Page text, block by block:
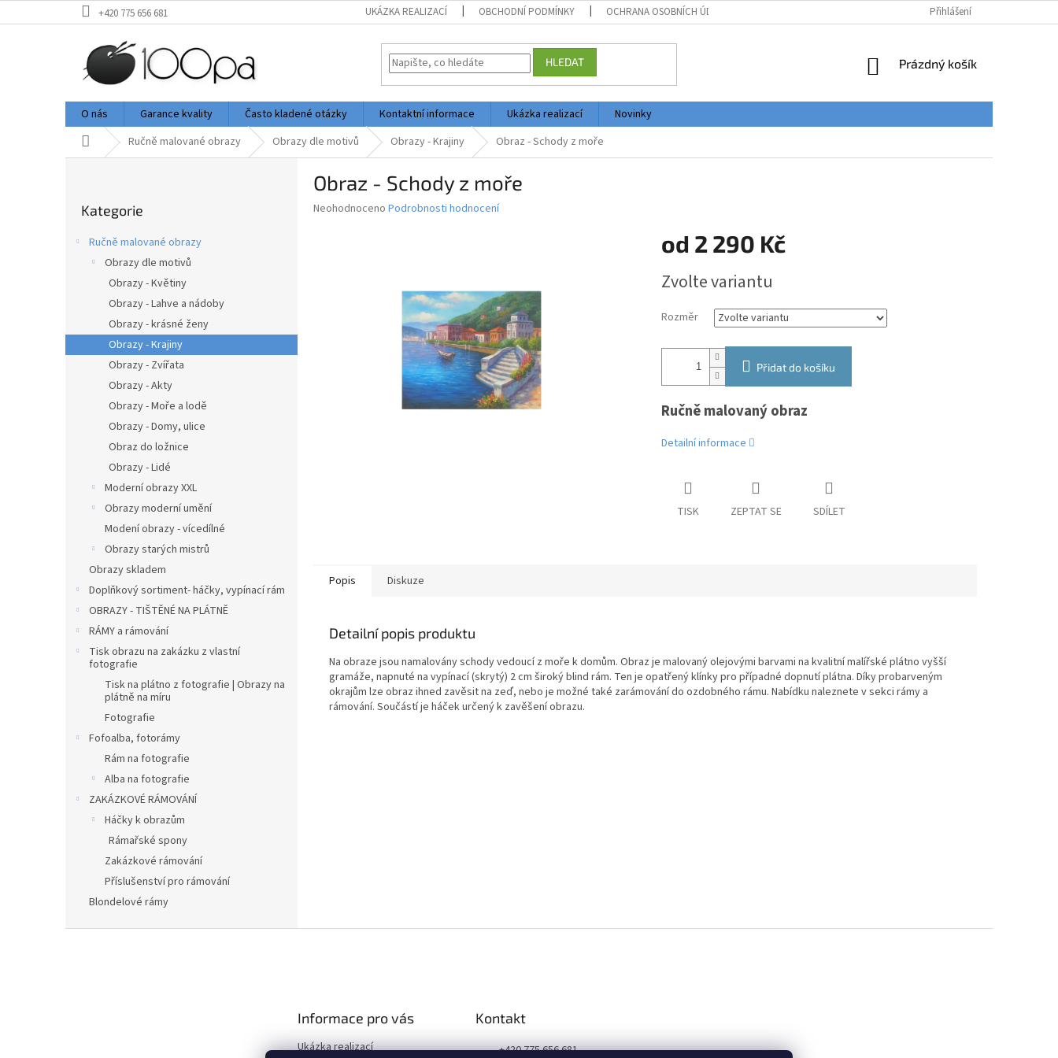
na
+420 775 656 681 UKÁZKA REALIZACÍ OBCHODNÍ PODMÍNKY OCHRANA OSOBNÍCH ÚDAJŮ Přihlášení
HLEDAT
NÁKUPNÍ
Prázdný košík
O nás Garance kvality Často kladené otázky Kontaktní informace Ukázka realizací
Novinky
Domů Ručně malované obrazy Obrazy dle motivů Obrazy - Krajiny Obraz - Schody z moře
a
n
kategorie
Kategorie
Ručně malované obrazy
Obrazy dle motivů
Obrazy - Květiny
Obrazy - Lahve a nádoby
Obrazy - krásné ženy
Obrazy - Krajiny
Obrazy - Zvířata
Obrazy - Akty
Obrazy - Moře a lodě
Obrazy - Domy, ulice
Obraz do ložnice
Obrazy - Lidé
Moderní obrazy XXL
Obrazy moderní umění
Modení obrazy - vícedílné
Obrazy starých mistrů
Obrazy skladem
Doplňkový sortiment- háčky, vypínací rám
OBRAZY - TIŠTĚNÉ NA PLÁTNĚ
RÁMY a rámování
Tisk obrazu na zakázku z vlastní
fotografie
Tisk na plátno z fotografie | Obrazy na
plátně na míru
Fotografie
Fofoalba, fotorámy
Rám na fotografie
Alba na fotografie
ZAKÁZKOVÉ RÁMOVÁNÍ
Háčky k obrazům
Rámařské spony
Zakázkové rámování
Příslušenství pro rámování
Blondelové rámy
Obraz - Schody z moře
Průměrné
Neohodnoceno Podrobnosti hodnocení
od 2 290 Kč
cena:
Zvolte variantu
Rozměr
Přidat do košíku
Ručně malovaný obraz
Detailní informace
TISK ZEPTAT SE SDÍLET
Popis Diskuze
Detailní popis produktu
Na obraze jsou namalovány schody vedoucí z moře k domům. Obraz je malovaný olejovými barvami na kvalitní malířské plátno vyšší
gramáže, napnuté na vypínací (skrytý) 2 cm široký blind rám. Ten je opatřený klínky pro případné dopnutí plátna. Díky probarveným
okrajům lze obraz ihned zavěsit na zeď, nebo je možné také zarámování do ozdobného rámu. Nabídku naleznete v sekci rámy a
rámování. Součástí je háček určený k zavěšení obrazu.
Informace pro vás
Ukázka realizací
Kontakt
+420 775 656 681